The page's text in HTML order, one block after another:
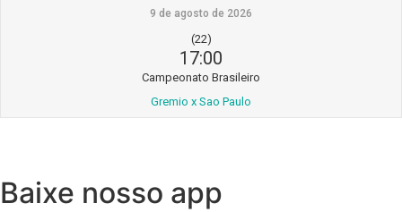
9 de agosto de 2026
(22)
17:00
Campeonato Brasileiro
Gremio x Sao Paulo
Baixe nosso app